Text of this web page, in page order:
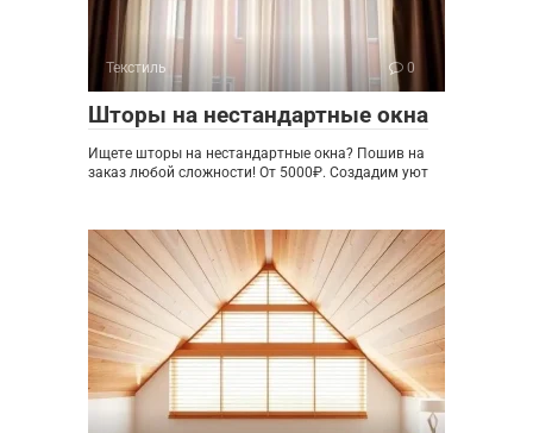
Текстиль 0
Шторы на нестандартные окна
Ищете шторы на нестандартные окна? Пошив на
заказ любой сложности! От 5000₽. Создадим уют